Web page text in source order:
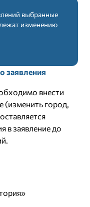
выбранные
изменению
заявления
внести
(изменить город,
в заявление до